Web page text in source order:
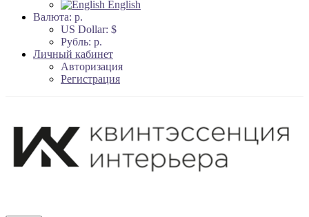
English
Валюта: р.
US Dollar: $
Рубль: р.
Личный кабинет
Авторизация
Регистрация